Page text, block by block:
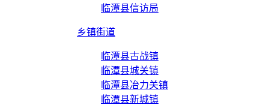
临潭县信访局
乡镇街道
临潭县古战镇
临潭县城关镇
临潭县冶力关镇
临潭县新城镇